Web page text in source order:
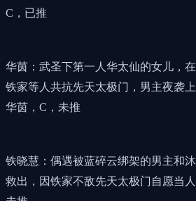
C，已推
华茵：武圣下第一人华太仙的女儿，
铁家等人共抗先天太极门，男主夜袭
华茵，C，未推
铁晓慧：偶遇被蓝碎云绑架的男主和
救出，因铁家不敌先天太极门自愿当